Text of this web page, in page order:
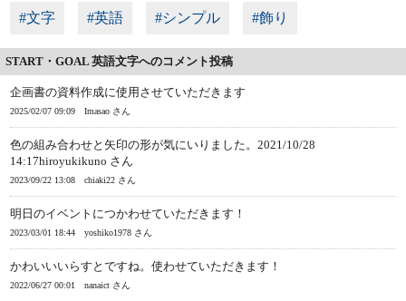
#文字 #英語 #シンプル #飾り
START・GOAL 英語文字へのコメント投稿
企画書の資料作成に使用させていただきます
2025/02/07 09:09 Imasao さん
色の組み合わせと矢印の形が気にいりました。2021/10/28
14:17hiroyukikuno さん
2023/09/22 13:08 chiaki22 さん
明日のイベントにつかわせていただきます！
2023/03/01 18:44 yoshiko1978 さん
かわいいいらすとですね。使わせていただきます！
2022/06/27 00:01 nanaict さん